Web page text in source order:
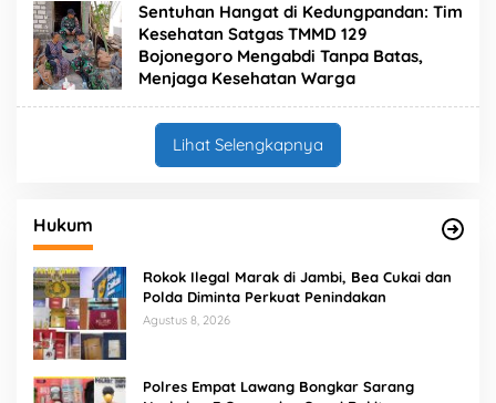
Sentuhan Hangat di Kedungpandan: Tim
Kesehatan Satgas TMMD 129
Bojonegoro Mengabdi Tanpa Batas,
Menjaga Kesehatan Warga
Lihat Selengkapnya
Hukum
Rokok Ilegal Marak di Jambi, Bea Cukai dan
Polda Diminta Perkuat Penindakan
Agustus 8, 2026
Polres Empat Lawang Bongkar Sarang